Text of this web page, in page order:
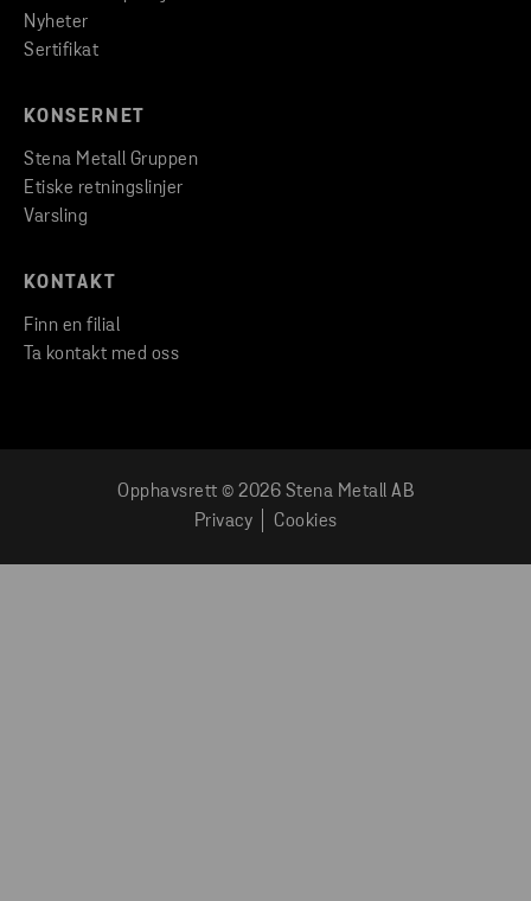
Nyheter
Sertifikat
KONSERNET
Stena Metall Gruppen
Etiske retningslinjer
Varsling
KONTAKT
Finn en filial
Ta kontakt med oss
Opphavsrett © 2026 Stena Metall AB
Privacy
Cookies